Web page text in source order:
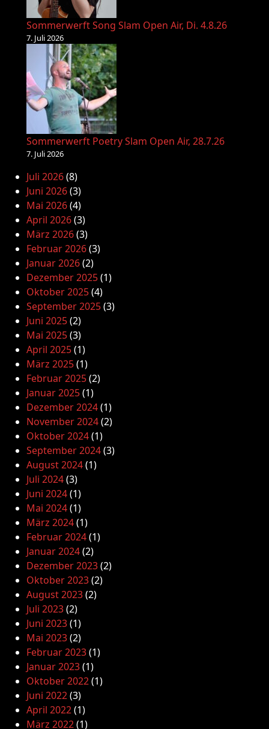
Sommerwerft Song Slam Open Air, Di. 4.8.26
7. Juli 2026
Sommerwerft Poetry Slam Open Air, 28.7.26
7. Juli 2026
Juli 2026(8)
Juni 2026(3)
Mai 2026(4)
April 2026(3)
März 2026(3)
Februar 2026(3)
Januar 2026(2)
Dezember 2025(1)
Oktober 2025(4)
September 2025(3)
Juni 2025(2)
Mai 2025(3)
April 2025(1)
März 2025(1)
Februar 2025(2)
Januar 2025(1)
Dezember 2024(1)
November 2024(2)
Oktober 2024(1)
September 2024(3)
August 2024(1)
Juli 2024(3)
Juni 2024(1)
Mai 2024(1)
März 2024(1)
Februar 2024(1)
Januar 2024(2)
Dezember 2023(2)
Oktober 2023(2)
August 2023(2)
Juli 2023(2)
Juni 2023(1)
Mai 2023(2)
Februar 2023(1)
Januar 2023(1)
Oktober 2022(1)
Juni 2022(3)
April 2022(1)
März 2022(1)